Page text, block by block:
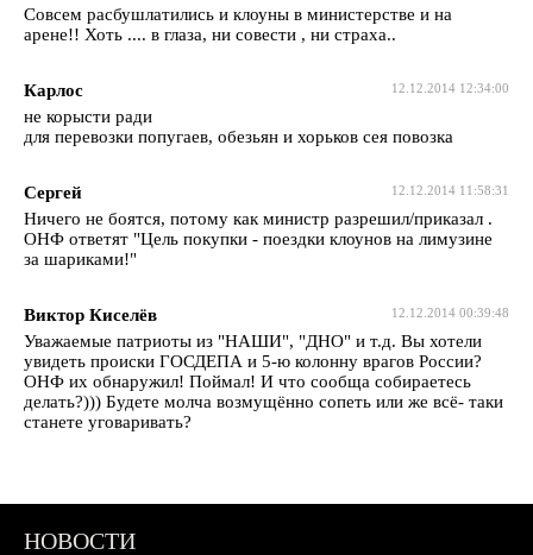
Совсем расбушлатились и клоуны в министерстве и на
арене!! Хоть .... в глаза, ни совести , ни страха..
12.12.2014 12:34:00
Карлос
не корысти ради
для перевозки попугаев, обезьян и хорьков сея повозка
12.12.2014 11:58:31
Сергей
Ничего не боятся, потому как министр разрешил/приказал .
ОНФ ответят "Цель покупки - поездки клоунов на лимузине
за шариками!"
12.12.2014 00:39:48
Виктор Киселёв
Уважаемые патриоты из "НАШИ", "ДНО" и т.д. Вы хотели
увидеть происки ГОСДЕПА и 5-ю колонну врагов России?
ОНФ их обнаружил! Поймал! И что сообща собираетесь
делать?))) Будете молча возмущённо сопеть или же всё- таки
станете уговаривать?
НОВОСТИ